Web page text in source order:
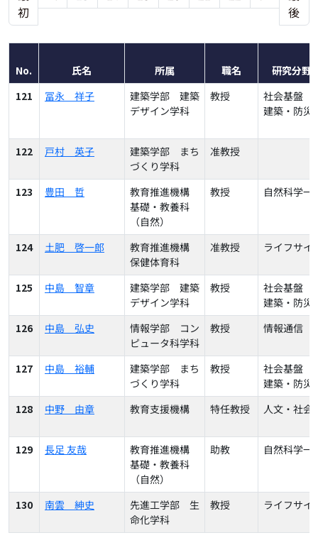
初
後
No. 氏名 所属 職名
研究分野
121
冨永 祥子
建築学部 建築
デザイン学科
教授
社会基盤（
建築・防災
122 戸村 英子
建築学部 まち
づくり学科
准教授
123 豊田 哲
教育推進機構
基礎・教養科
（自然）
教授 自然科学一
124 土肥 啓一郎
教育推進機構
保健体育科
准教授 ライフサイ
125 中島 智章
建築学部 建築
デザイン学科
教授
社会基盤（
建築・防災
126
中島 弘史
情報学部 コン
ピュータ科学科
教授 情報通信
127 中島 裕輔
建築学部 まち
づくり学科
教授
社会基盤（
建築・防災
128
中野 由章 教育支援機構 特任教授 人文・社会
129 長足 友哉
教育推進機構
基礎・教養科
（自然）
助教 自然科学一
130 南雲 紳史
先進工学部 生
命化学科
教授 ライフサイ